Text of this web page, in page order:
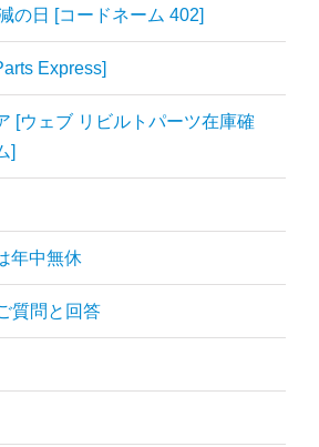
の日 [コードネーム 402]
Express]
[ウェブ リビルトパーツ在庫確
]
年中無休
質問と回答